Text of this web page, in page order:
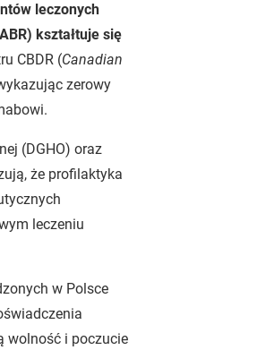
leczonych
kształtuje się
CBDR (Canadian
zerowy
(DGHO) oraz
że profilaktyka
leczeniu
w Polsce
wolność i poczucie